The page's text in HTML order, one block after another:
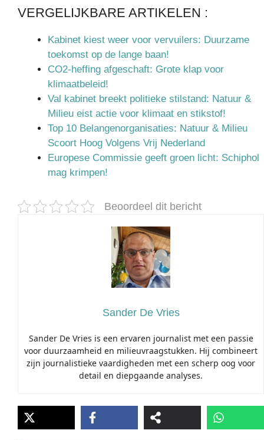
VERGELIJKBARE ARTIKELEN :
Kabinet kiest weer voor vervuilers: Duurzame
toekomst op de lange baan!
CO2-heffing afgeschaft: Grote klap voor
klimaatbeleid!
Val kabinet breekt politieke stilstand: Natuur &
Milieu eist actie voor klimaat en stikstof!
Top 10 Belangenorganisaties: Natuur & Milieu
Scoort Hoog Volgens Vrij Nederland
Europese Commissie geeft groen licht: Schiphol
mag krimpen!
Beoordeel dit bericht
Sander De Vries
Sander De Vries is een ervaren journalist met een passie
voor duurzaamheid en milieuvraagstukken. Hij combineert
zijn journalistieke vaardigheden met een scherp oog voor
detail en diepgaande analyses.